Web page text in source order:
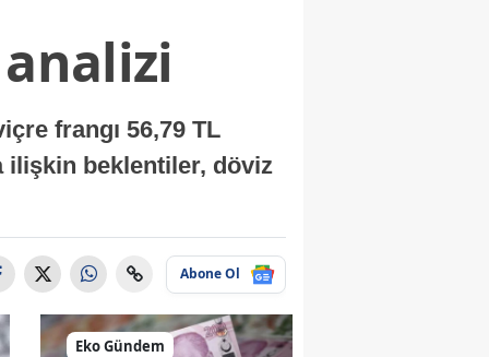
frangı 56,79 TL
ilişkin beklentiler, döviz
Abone Ol
Eko Gündem